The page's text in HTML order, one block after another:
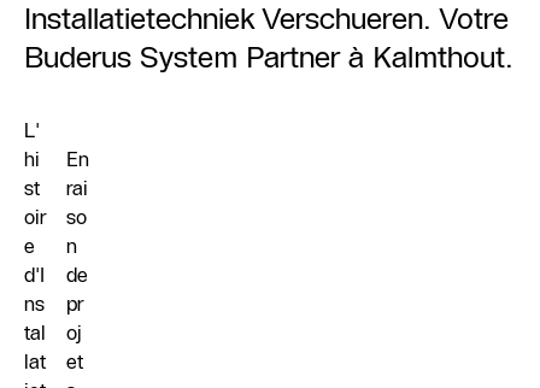
Installatietechniek Verschueren. Votre
Buderus System Partner à Kalmthout.
L'
hi
st
oir
e
d'I
ns
tal
lat
En
rai
so
n
de
pr
oj
et